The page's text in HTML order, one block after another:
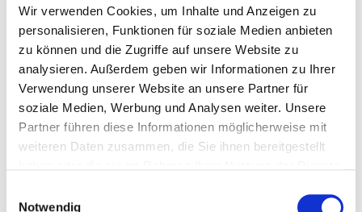
Wir verwenden Cookies, um Inhalte und Anzeigen zu
personalisieren, Funktionen für soziale Medien anbieten
zu können und die Zugriffe auf unsere Website zu
analysieren. Außerdem geben wir Informationen zu Ihrer
Verwendung unserer Website an unsere Partner für
soziale Medien, Werbung und Analysen weiter. Unsere
Partner führen diese Informationen möglicherweise mit
weiteren Daten zusammen, die Sie ihnen bereitgestellt
Notwendig
945815 8,0 x 255 mm 60 mm
95 mm 16,0 mm TX40